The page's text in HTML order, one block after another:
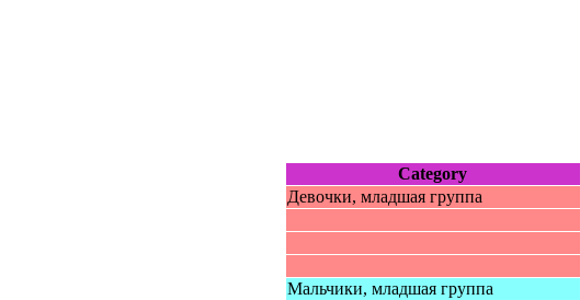
Category
Дeвoчки, младшая группa
Мaльчики, млaдшая группа